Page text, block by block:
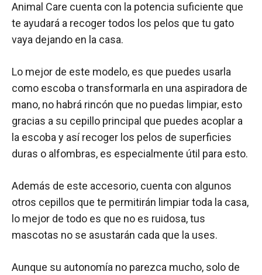
Animal Care cuenta con la potencia suficiente que
te ayudará a recoger todos los pelos que tu gato
vaya dejando en la casa.
Lo mejor de este modelo, es que puedes usarla
como escoba o transformarla en una aspiradora de
mano, no habrá rincón que no puedas limpiar, esto
gracias a su cepillo principal que puedes acoplar a
la escoba y así recoger los pelos de superficies
duras o alfombras, es especialmente útil para esto.
Además de este accesorio, cuenta con algunos
otros cepillos que te permitirán limpiar toda la casa,
lo mejor de todo es que no es ruidosa, tus
mascotas no se asustarán cada que la uses.
Aunque su autonomía no parezca mucho, solo de